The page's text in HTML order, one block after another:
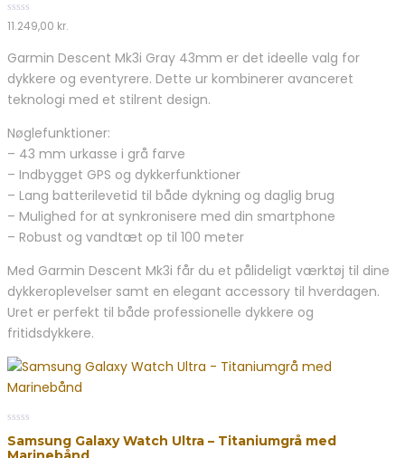
5
0
out
5
11.249,00 kr.
Garmin Descent Mk3i Gray 43mm er det ideelle valg for
dykkere og eventyrere. Dette ur kombinerer avanceret
teknologi med et stilrent design.
Nøglefunktioner:
– 43 mm urkasse i grå farve
– Indbygget GPS og dykkerfunktioner
– Lang batterilevetid til både dykning og daglig brug
– Mulighed for at synkronisere med din smartphone
– Robust og vandtæt op til 100 meter
Med Garmin Descent Mk3i får du et pålideligt værktøj til dine
dykkeroplevelser samt en elegant accessory til hverdagen.
Uret er perfekt til både professionelle dykkere og
fritidsdykkere.
out
of
Samsung Galaxy Watch Ultra – Titaniumgrå med